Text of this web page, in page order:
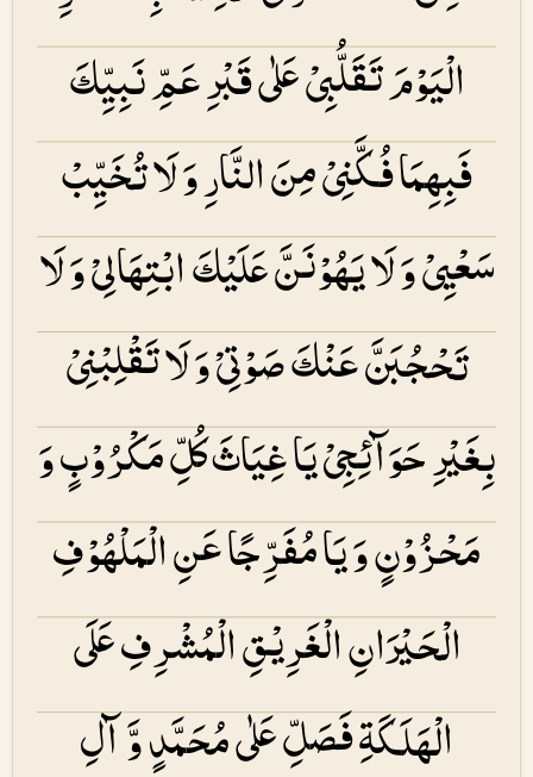
الْیَوْمَ تَقَلُّبِیْ عَلٰی قَبْرِ عَمِّ نَبِیِّكَ
فَبِهِمَا فُكَّنِیْ مِنَ النَّارِ وَ لَا تُخَیِّبْ
سَعْیِیْ وَ لَا یَهُوْنَنَّ عَلَیْكَ ابْتِهَالِیْ وَ لَا
تَحْجُبَنَّ عَنْكَ صَوْتِیْ وَ لَا تَقْلِبْنِیْ
بِغَیْرِ حَوَآئِجِیْ یَا غِیَاثَ كُلِّ مَكْرُوْبٍ وَ
مَحْزُوْنٍ وَ یَا مُفَرِّجًا عَنِ الْمَلْهُوْفِ
الْحَیْرَانِ الْغَرِیْقِ الْمُشْرِفِ عَلَی
الْهَلَكَۃِ فَصَلِّ عَلٰی مُحَمَّدٍ وَّ آلِ